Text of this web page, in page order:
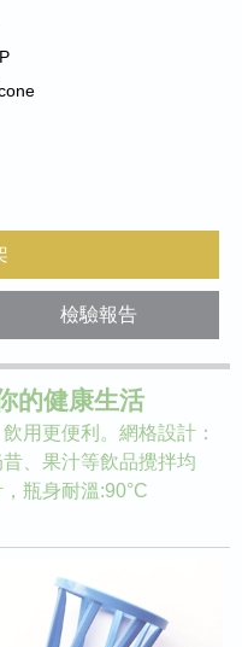
檢驗報告
的健康生活
用更便利。網格設計：
、果汁等飲品攪拌均
瓶身耐溫:90°C